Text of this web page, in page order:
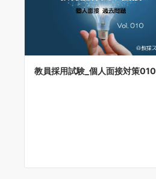
教員採用試験_個人面接対策010